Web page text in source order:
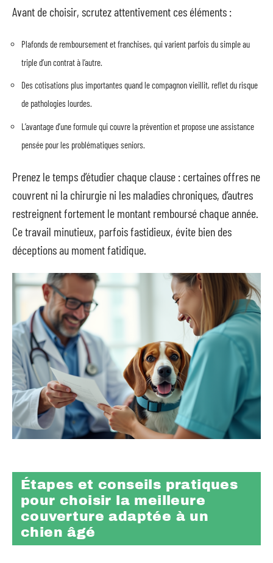
Avant de choisir, scrutez attentivement ces éléments :
Plafonds de remboursement et franchises, qui varient parfois du simple au
triple d’un contrat à l’autre.
Des cotisations plus importantes quand le compagnon vieillit, reflet du risque
de pathologies lourdes.
L’avantage d’une formule qui couvre la prévention et propose une assistance
pensée pour les problématiques seniors.
Prenez le temps d’étudier chaque clause : certaines offres ne
couvrent ni la chirurgie ni les maladies chroniques, d’autres
restreignent fortement le montant remboursé chaque année.
Ce travail minutieux, parfois fastidieux, évite bien des
déceptions au moment fatidique.
Étapes et conseils pratiques
pour choisir la meilleure
couverture adaptée à un
chien âgé